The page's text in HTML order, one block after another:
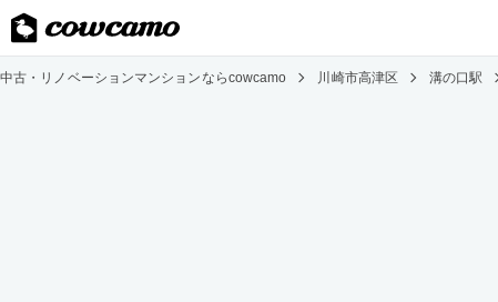
中古・リノベーションマンションならcowcamo 川崎市高津区 溝の口駅